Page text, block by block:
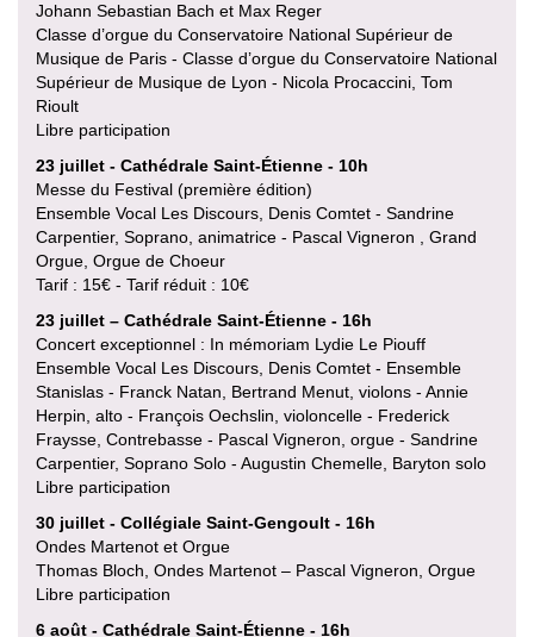
Johann Sebastian Bach et Max Reger
Classe d’orgue du Conservatoire National Supérieur de
Musique de Paris - Classe d’orgue du Conservatoire National
Supérieur de Musique de Lyon - Nicola Procaccini, Tom
Rioult
Libre participation
23 juillet - Cathédrale Saint-Étienne - 10h
Messe du Festival (première édition)
Ensemble Vocal Les Discours, Denis Comtet - Sandrine
Carpentier, Soprano, animatrice - Pascal Vigneron , Grand
Orgue, Orgue de Choeur
Tarif : 15€ - Tarif réduit : 10€
23 juillet – Cathédrale Saint-Étienne - 16h
Concert exceptionnel : In mémoriam Lydie Le Piouff
Ensemble Vocal Les Discours, Denis Comtet - Ensemble
Stanislas - Franck Natan, Bertrand Menut, violons - Annie
Herpin, alto - François Oechslin, violoncelle - Frederick
Fraysse, Contrebasse - Pascal Vigneron, orgue - Sandrine
Carpentier, Soprano Solo - Augustin Chemelle, Baryton solo
Libre participation
30 juillet - Collégiale Saint-Gengoult - 16h
Ondes Martenot et Orgue
Thomas Bloch, Ondes Martenot – Pascal Vigneron, Orgue
Libre participation
6 août - Cathédrale Saint-Étienne - 16h